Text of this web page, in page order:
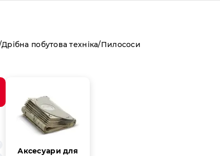
Дрібна побутова техніка Пилососи
Аксесуари для